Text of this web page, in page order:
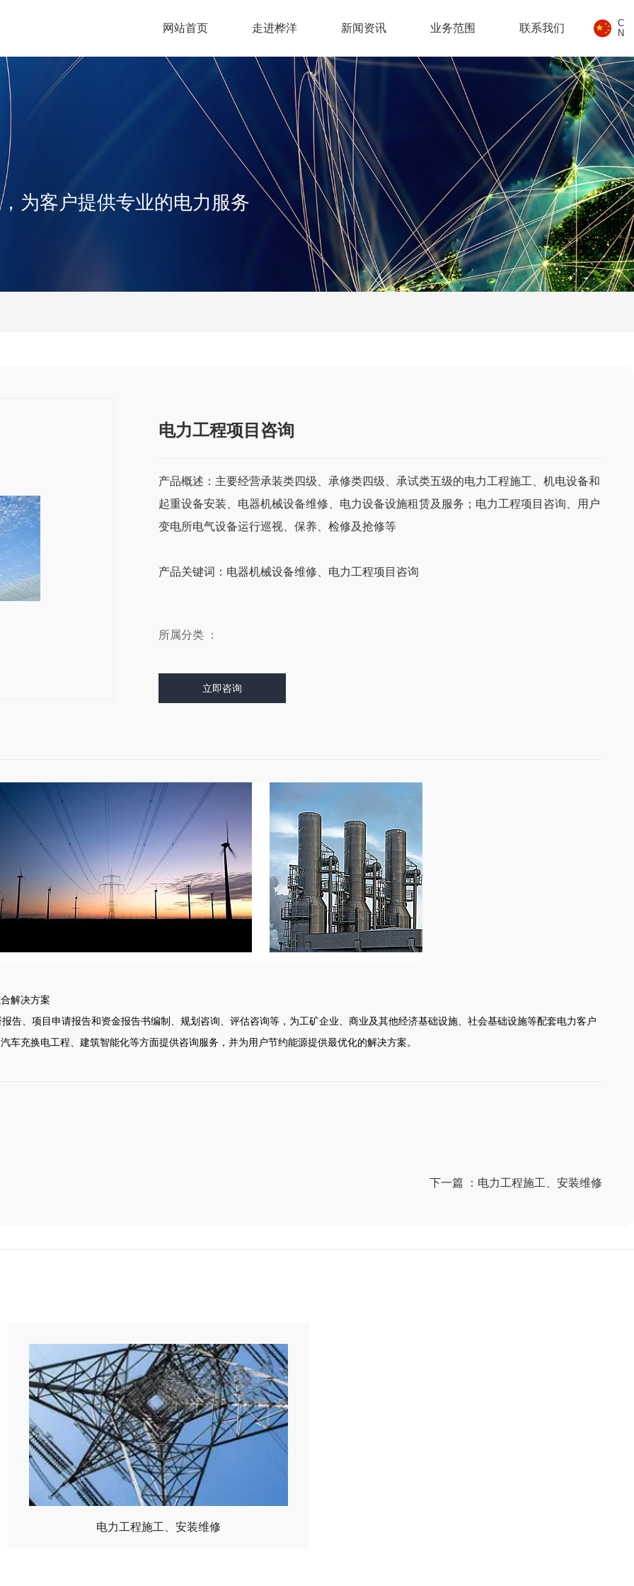
设有限
网站首页 走进桦洋 新闻资讯 业务范围 联系我们
C
N
为客户提供专业的电力服务
电力工程项目咨询
产品概述：主要经营承装类四级、承修类四级、承试类五级的电力工程施工、机电设备和
起重设备安装、电器机械设备维修、电力设备设施租赁及服务；电力工程项目咨询、用户
变电所电气设备运行巡视、保养、检修及抢修等
产品关键词：电器机械设备维修、电力工程项目咨询
所属分类 ：
立即咨询
解决方案
告、项目申请报告和资金报告书编制、规划咨询、评估咨询等，为工矿企业、商业及其他经济基础设施、社会基础设施等配套电力客户
充换电工程、建筑智能化等方面提供咨询服务，并为用户节约能源提供最优化的解决方案。
下一篇 ： 电力工程施工、安装维修
电力工程施工、安装维修